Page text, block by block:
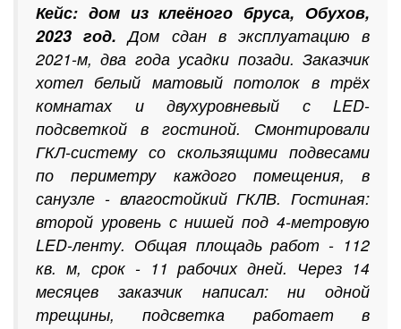
Кейс: дом из клеёного бруса, Обухов,
2023 год. Дом сдан в эксплуатацию в
2021-м, два года усадки позади. Заказчик
хотел белый матовый потолок в трёх
комнатах и двухуровневый с LED-
подсветкой в гостиной. Смонтировали
ГКЛ-систему со скользящими подвесами
по периметру каждого помещения, в
санузле - влагостойкий ГКЛВ. Гостиная:
второй уровень с нишей под 4-метровую
LED-ленту. Общая площадь работ - 112
кв. м, срок - 11 рабочих дней. Через 14
месяцев заказчик написал: ни одной
трещины, подсветка работает в